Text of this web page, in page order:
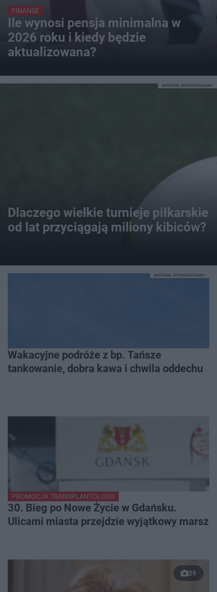
FINANSE
Ile wynosi pensja minimalna w
2026 roku i kiedy będzie
aktualizowana?
Dlaczego wielkie turnieje piłkarskie
od lat przyciągają miliony kibiców?
MATERIAŁ SPONSOROWANY
Wakacyjne podróże z bp. Tańsze
tankowanie, dobra kawa i chwila oddechu
MATERIAŁ SPONSOROWANY
PROMOCJA TRANSPLANTOLOGII
30. Bieg po Nowe Życie w Gdańsku.
Ulicami miasta przejdzie wyjątkowy marsz
29